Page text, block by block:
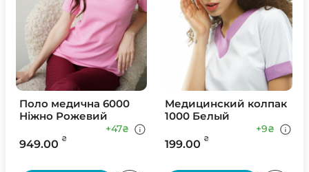
Поло медична 6000
Ніжно Рожевий
949.00 ₴
+47₴
Медицинский колпак
1000 Белый
199.00 ₴
+9₴